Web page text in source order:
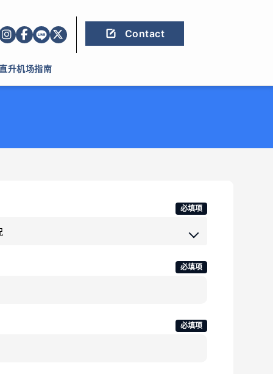
Contact
升机场指南
必填项
必填项
必填项